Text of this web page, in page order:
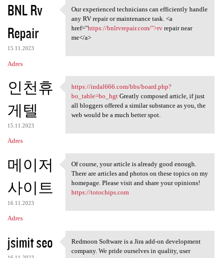
BNL Rv
Repair
15.11.2023
Adres
Our experienced technicians
Our experienced technicians can efficiently handle
any RV repair or maintenance task. <a
href="https://bnlrvrepair.com/">rvrepair near
me</a>
인천휴
게텔
15.11.2023
Adres
https://indal666.com/bbs
https://indal666.com/bbs/board.php?
bo_table=bo_hgtGreatly composed article, if just
all bloggers offered a similar substance as you, the
web would be a much better spot.
메이저
사이트
16.11.2023
Adres
Of course, your article is
Of course, your article is already good enough.
There are articles and photos on these topics on my
homepage. Please visit and share your opinions!
https://totochips.com
jsimit seo Redmoon Software is a Jira
Redmoon Software is a Jira add-on development
company. We pride ourselves in quality, user